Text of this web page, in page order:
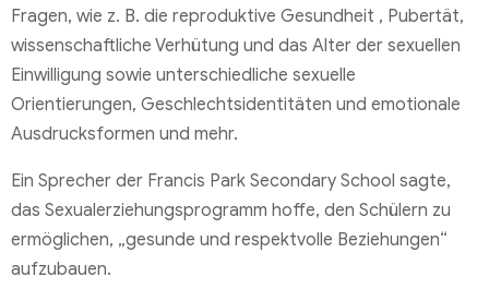
Fragen, wie z. B. die reproduktive Gesundheit , Pubertät,
wissenschaftliche Verhütung und das Alter der sexuellen
Einwilligung sowie unterschiedliche sexuelle
Orientierungen, Geschlechtsidentitäten und emotionale
Ausdrucksformen und mehr.
Ein Sprecher der Francis Park Secondary School sagte,
das Sexualerziehungsprogramm hoffe, den Schülern zu
ermöglichen, „gesunde und respektvolle Beziehungen“
aufzubauen.